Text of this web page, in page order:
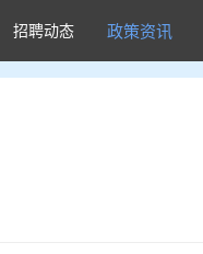
招聘动态 政策资讯